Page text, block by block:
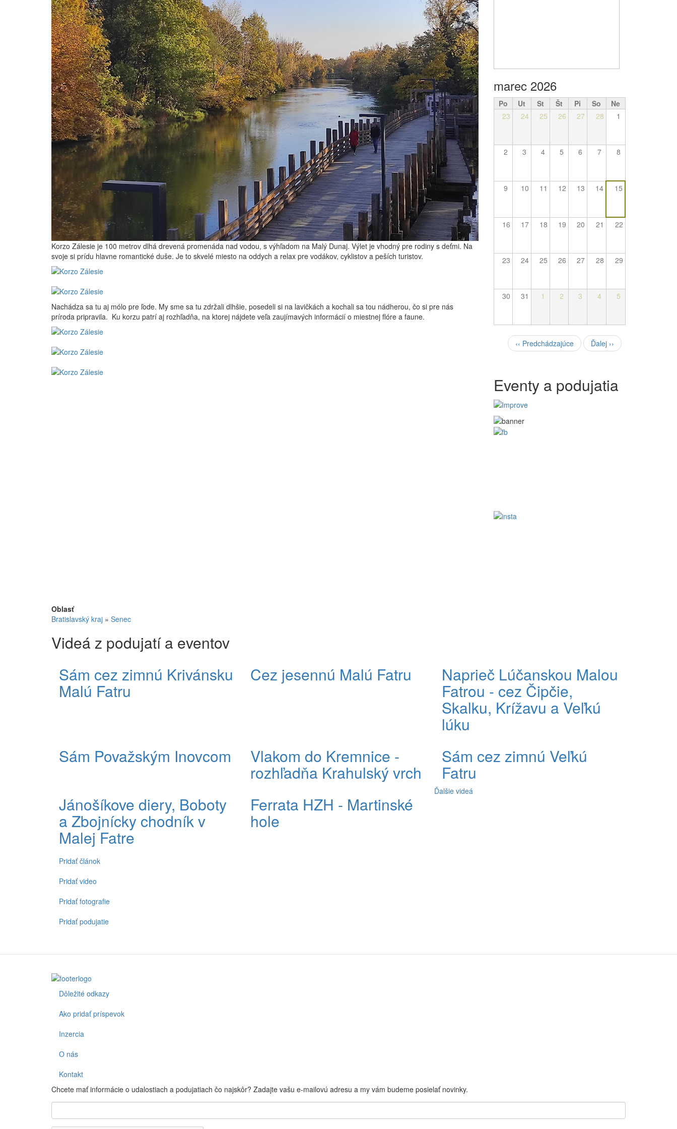
Korzo Zálesie je 100 metrov dlhá drevená promenáda nad vodou, s výhľadom na Malý Dunaj. Výlet je vhodný pre rodiny s deťmi. Na
svoje si prídu hlavne romantické duše. Je to skvelé miesto na oddych a relax pre vodákov, cyklistov a peších turistov.
Nachádza sa tu aj mólo pre ľode. My sme sa tu zdržali dlhšie, posedeli si na lavičkách a kochali sa tou nádherou, čo si pre nás
príroda pripravila. Ku korzu patrí aj rozhľadňa, na ktorej nájdete veľa zaujímavých informácií o miestnej flóre a faune.
Oblasť
Bratislavský kraj » Senec
marec 2026
Po Ut St Št Pi So
Ne
23
24 25 26 27 28 1
2 3 4 5 6 7 8
9 10 11 12 13 14 15
16 17 18 19 20 21 22
23 24 25 26 27 28 29
30 31 1 2 3 4 5
Pagination
‹‹ Predchádzajúce Ďalej ››
Eventy a podujatia
Videá z podujatí a eventov
Sám cez zimnú Krivánsku
Malú Fatru
Cez jesennú Malú Fatru Naprieč Lúčanskou Malou
Fatrou - cez Čipčie,
Skalku, Krížavu a Veľkú
lúku
Sám Považským Inovcom
Vlakom do Kremnice -
rozhľadňa Krahulský vrch
Sám cez zimnú Veľkú
Fatru
Jánošíkove diery, Boboty
a Zbojnícky chodník v
Malej Fatre
Ferrata HZH - Martinské
hole
Ďalšie videá
Spodné
menu
Pridať článok
Pridať video
Pridať fotografie
Pridať podujatie
Footer
Dôležité odkazy
Ako pridať príspevok
Inzercia
O nás
Kontakt
Chcete mať informácie o udalostiach a podujatiach čo najskôr? Zadajte vašu e-mailovú adresu a my vám budeme posielať novinky.